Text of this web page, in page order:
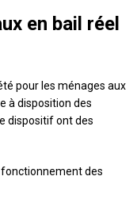
en bail réel
pour les ménages aux
à disposition des
dispositif ont des
fonctionnement des